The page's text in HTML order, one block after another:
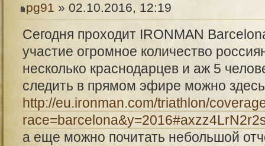
pg91 » 02.10.2016, 12:19
Сегодня проходит IRONMAN
участие огромное количество
несколько краснодарцев и аж 5
следить в прямом эфире можно здесь
http://eu.ironman.com/triathlon/
а еще можно почитать небольшой